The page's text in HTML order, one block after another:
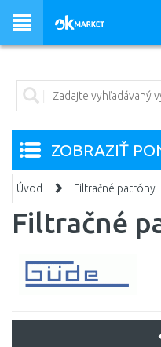
ZOBRAZIŤ
Úvod Filtračné patróny
Filtračné